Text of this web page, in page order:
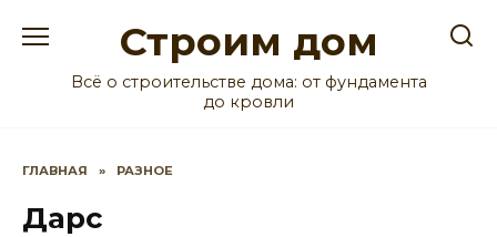
Строим дом
Всё о строительстве дома: от фундамента
до кровли
ГЛАВНАЯ » РАЗНОЕ
Дарс